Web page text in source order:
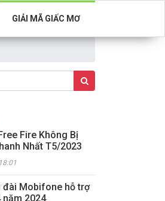
GIẢI MÃ GIẤC MƠ
Fire Không Bị
Nhất T5/2023
đài Mobifone hỗ trợ
năm 2024